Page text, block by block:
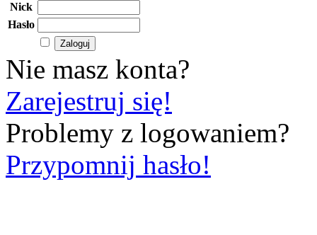
Nick
Hasło
Nie masz konta?
Zarejestruj się!
Problemy z logowaniem?
Przypomnij hasło!